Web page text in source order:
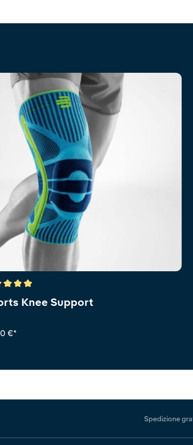
media di 5 su 5 stelle
Knee Support
€*
Spedizione